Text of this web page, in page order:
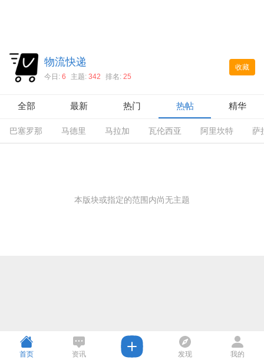
收藏
物流快递
今日: 6 主题: 342 排名: 25
全部 最新 热门 热帖 精华
巴塞罗那 马德里 马拉加 瓦伦西亚 阿里坎特 萨
本版块或指定的范围内尚无主题
首页 资讯 发现 我的